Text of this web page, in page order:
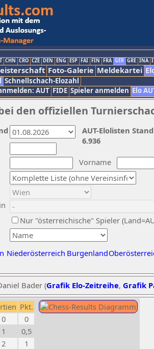
CHN CRO CZE DEN ENG ESP FAI FIN FRA GER GRE INA
Foto-Galerie Meldekartei
Schnellschach-Elozahl
AUT FIDE Spieler anmelden Elo
den offiziellen
Vorname
Nur "österreichische" Spieler
Niederösterreich Burgenland
AUT-Elolisten
6.936
Bader (Grafik Elo-Zeitreihe, Grafik
Pkt.
0
0
1
0,5
2
1